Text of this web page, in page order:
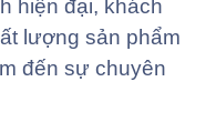
hiện đại, khách
lượng sản phẩm
đến sự chuyên